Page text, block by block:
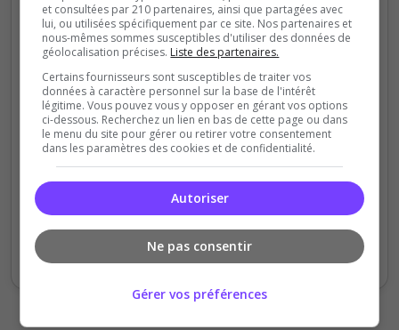
100
150
200
Clics
et consultées par 210 partenaires, ainsi que partagées avec
lui, ou utilisées spécifiquement par ce site. Nos partenaires et
nous-mêmes sommes susceptibles d'utiliser des données de
géolocalisation précises. Liste des partenaires.
Certains fournisseurs sont susceptibles de traiter vos
données à caractère personnel sur la base de l'intérêt
légitime. Vous pouvez vous y opposer en gérant vos options
ci-dessous. Recherchez un lien en bas de cette page ou dans
le menu du site pour gérer ou retirer votre consentement
dans les paramètres des cookies et de confidentialité.
Autoriser
Ne pas consentir
Gérer vos préférences